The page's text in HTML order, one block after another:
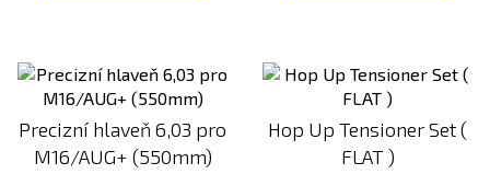
Precizní hlaveň 6,03 pro
M16/AUG+ (550mm)
Hop Up Tensioner Set (
FLAT )